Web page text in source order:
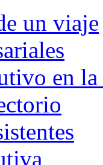
un viaje
en la